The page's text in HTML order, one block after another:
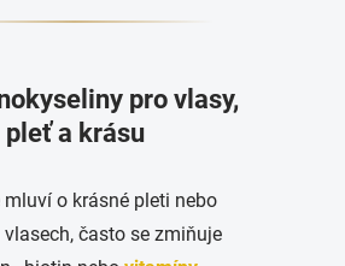
pro vlasy,
pleť a krásu
mluví o krásné pleti nebo
vlasech, často se zmiňuje